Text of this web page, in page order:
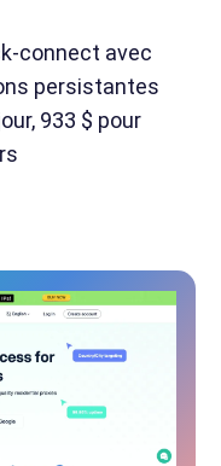
connect avec
persistantes
933 $ pour